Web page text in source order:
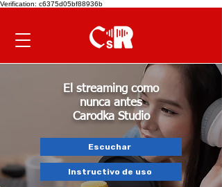
Verification: c6375d05bf88936b
El streaming como
nunca antes
Carodka Studio
Escuchar
Instructivo de uso